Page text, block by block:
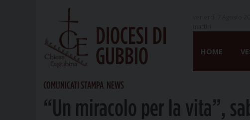
DIOCESI DI
GUBBIO
HOME
COMUNICATI STAMPA NEWS
“Un miracolo per la vita”,